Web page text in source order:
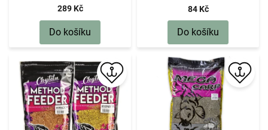
289 Kč
Do košíku
84 Kč
Do košíku